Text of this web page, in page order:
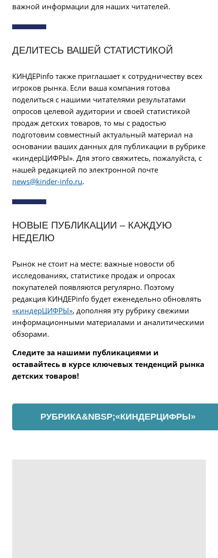
важной информации для наших читателей.
ДЕЛИТЕСЬ ВАШЕЙ СТАТИСТИКОЙ
КИНДЕРinfo также приглашает к сотрудничеству всех
игроков рынка. Если ваша компания готова
поделиться с нашими читателями результатами
опросов целевой аудитории и своей статистикой
продаж детских товаров, то мы с радостью
подготовим совместный актуальный материал на
основании ваших данных для публикации в рубрике
«киндерЦИФРЫ». Для этого свяжитесь, пожалуйста, с
нашей редакцией по электронной почте
news@kinder-info.ru.
НОВЫЕ ПУБЛИКАЦИИ – КАЖДУЮ
НЕДЕЛЮ
Рынок не стоит на месте: важные новости об
исследованиях, статистике продаж и опросах
покупателей появляются регулярно. Поэтому
редакция КИНДЕРinfo будет еженедельно обновлять
«киндерЦИФРЫ», дополняя эту рубрику свежими
информационными материалами и аналитическими
обзорами.
Следите за нашими публикациями и
оставайтесь в курсе ключевых тенденций рынка
детских товаров!
РУБРИКА&NBSP;«КИНДЕРЦИФРЫ»